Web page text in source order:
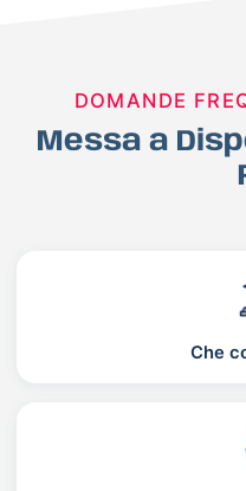
DOMANDE
Messa a
Che